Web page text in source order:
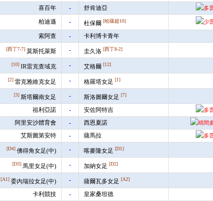
喜百年 - 舒肯迪亞
柏迪遜 - 杜保爾 [哈薩超10]
索阿查 - 卡利博卡青年
[西丁7-7] 莫斯托萊斯 - 圭久洛 [西丁8-2]
[10] IR雷克查域克 - 艾格爾 [12]
[2] 雷克雅維克女足 - 格羅塔女足 [1]
[3] 斯塔爾南女足 - 斯洛圖爾女足 [7]
祖利亞諾 - 安佐阿特吉
阿里安沙體育會 - 西恩夏諾
艾斯圖第安特 - 薩馬拉
[D4] 佛得角女足(中) - 喀麥隆女足 [D1]
[D3] 馬里女足(中) - 加納女足 [D2]
[A1] 委內瑞拉女足(中) - 薩爾瓦多女足 [A2]
卡利競技 - 皇家桑坦德